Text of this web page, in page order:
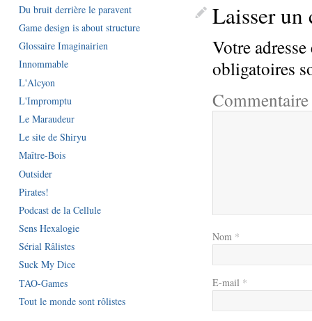
Laisser un
Votre
obligatoires
Commentaire
Nom *
E-mail *
Du bruit derrière le paravent
Game design is about structure
Glossaire Imaginairien
Innommable
L'Alcyon
L'Impromptu
Le Maraudeur
Le site de Shiryu
Maître-Bois
Outsider
Pirates!
Podcast de la Cellule
Sens Hexalogie
Sérial Râlistes
Suck My Dice
TAO-Games
Tout le monde sont rôlistes